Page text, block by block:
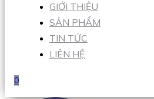
GIỚI THIỆU
SẢN PHẨM
TIN TỨC
LIÊN HỆ
0